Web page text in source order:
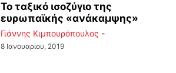
Το ταξικό ισοζύγιο της
ευρωπαϊκής «ανάκαμψης»
Γιάννης Κιμπουρόπουλος -
8 Ιανουαρίου, 2019